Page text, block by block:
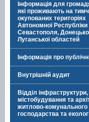
Інформація для
які проживають на
окупованих територіях
Автономної
Севастополя,
Луганської областей
Інформація про
Внутрішній аудит
Відділ інфраструктури,
містобудування та
житлово-комунального
господарства та